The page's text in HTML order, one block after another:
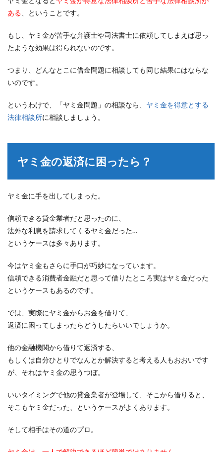
ある 、ということです。
もし、ヤミ金が苦手な弁護士や司法書士に依頼してしまえば思っ
たような効果は得られないのです。
つまり、どんなとこに借金問題に相談しても同じ結果にはならな
いのです。
というわけで、「ヤミ金問題」の相談なら、 ヤミ金を得意とする
法律相談所に相談しましょう。
ヤミ金の返済に困ったら？
ヤミ金に手を出してしまった。
信頼できる貸金業者だと思ったのに、
法外な利息を請求してくるヤミ金だった…
というケースは多々あります。
今はヤミ金もさらに手口が巧妙になっています。
信頼できる消費者金融だと思って借りたところ実はヤミ金だった
というケースもあるのです。
では、実際にヤミ金からお金を借りて、
返済に困ってしまったらどうしたらいいでしょうか。
他の金融機関から借りて返済する、
もしくは自分ひとりでなんとか解決すると考える人もおおいです
が、それはヤミ金の思うつぼ。
いいタイミングで他の貸金業者が登場して、そこから借りると、
そこもヤミ金だった、というケースがよくあります。
そして相手はその道のプロ。